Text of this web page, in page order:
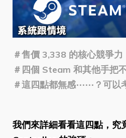
＃售價 3,338 的核心競爭力
＃四個 Steam 和其他手把
＃這四點都無感⋯⋯？可以
我們來詳細看看這四點，究